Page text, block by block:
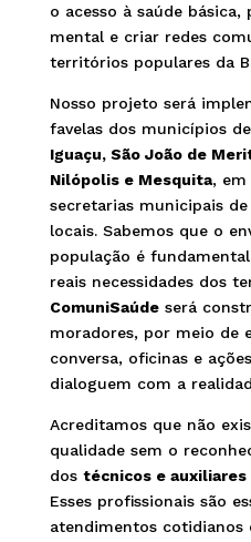
o acesso à saúde básica,
mental e criar redes
territórios populares da
Nosso projeto será
favelas dos municípios de
Iguaçu, São João de
Nilópolis e Mesquita, em
secretarias municipais
locais. Sabemos que o
população é
reais necessidades dos
ComuniSaúdeserá
moradores, por meio de
conversa, oficinas e
dialoguem com a
Acreditamos que não
qualidade sem o
dos técnicos e auxiliares
Esses profissionais são
atendimentos cotidianos